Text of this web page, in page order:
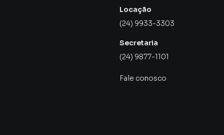
em porcelanato, um detalhe que agrega
Locação
(24) 9933-3303
Secretaria
(24) 9877-1101
Fale conosco